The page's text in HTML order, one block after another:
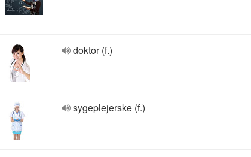
doktor (f.)
sygeplejerske (f.)